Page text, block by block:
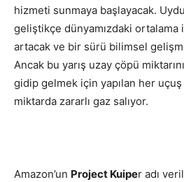
hizmeti sunmaya başlayacak.
geliştikçe dünyamızdaki ortalama
artacak ve bir sürü bilimsel
Ancak bu yarış uzay çöpü
gidip gelmek için yapılan her
miktarda zararlı gaz salıyor.
Amazon’un Project Kuiper adı